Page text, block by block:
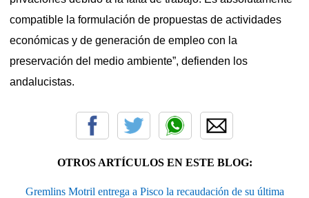
compatible la formulación de propuestas de actividades
económicas y de generación de empleo con la
preservación del medio ambiente”, defienden los
andalucistas.
OTROS ARTÍCULOS EN ESTE BLOG:
Gremlins Motril entrega a Pisco la recaudación de su última